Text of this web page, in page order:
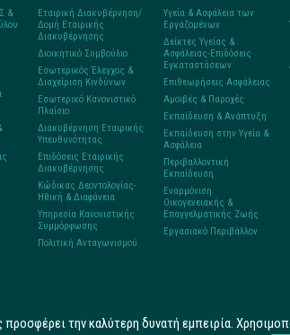
προσφέρει την καλύτερη δυνατή εμπειρία.
&
Εταιρική Διακυβέρνηση/
Δομή Εταιρικής
Διακυβέρνησης
Διοικητικό Συμβούλιο
Εσωτερικός Έλεγχος &
Διαχείριση Κινδύνων
Εσωτερικό Κανονιστικό
Πλαίσιο
Διακυβέρνηση Εταιρικής
Υπευθυνότητας
Επιδόσεις Εταιρικής
Διακυβέρνησης
Κώδικας Δεοντολογίας-
Ηθική & Διαφάνεια
Υπηρεσία Κανονιστικής
Συμμόρφωσης
Πολιτική Ανταγωνισμού
Υγεία & Ασφάλεια των
Εργαζομένων
Δείκτες Υγείας &
Ασφάλειας-Επιδόσεις
Εγκαταστάσεων
Επιθεωρήσεις Ασφάλειας
Αμοιβές & Παροχές
Εκπαίδευση & Ανάπτυξη
Εκπαίδευση στην Υγεία &
Ασφάλεια
Περιβαλλοντική
Εκπαίδευση
Εναρμόνιση
Οικογενειακής &
Επαγγελματικής Ζωής
Εργασιακό Περιβάλλον